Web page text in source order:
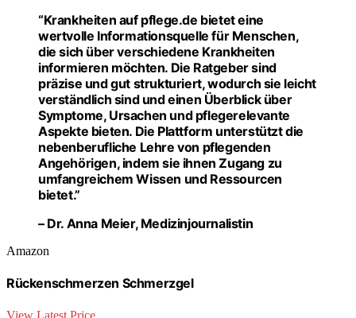
“Krankheiten auf pflege.de bietet eine
wertvolle Informationsquelle für Menschen,
die sich über verschiedene Krankheiten
informieren möchten. Die Ratgeber sind
präzise und gut strukturiert, wodurch sie leicht
verständlich sind und einen Überblick über
Symptome, Ursachen und pflegerelevante
Aspekte bieten. Die Plattform unterstützt die
nebenberufliche Lehre von pflegenden
Angehörigen, indem sie ihnen Zugang zu
umfangreichem Wissen und Ressourcen
bietet.”
– Dr. Anna Meier, Medizinjournalistin
Amazon
Rückenschmerzen Schmerzgel
View Latest Price